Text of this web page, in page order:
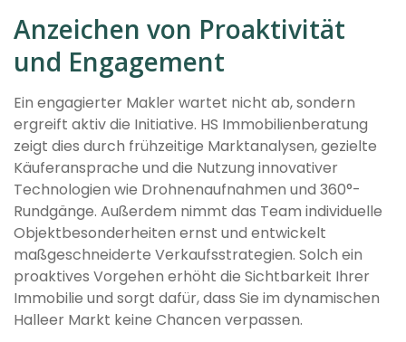
Anzeichen von Proaktivität
und Engagement
Ein engagierter Makler wartet nicht ab, sondern
ergreift aktiv die Initiative. HS Immobilienberatung
zeigt dies durch frühzeitige Marktanalysen, gezielte
Käuferansprache und die Nutzung innovativer
Technologien wie Drohnenaufnahmen und 360°-
Rundgänge. Außerdem nimmt das Team individuelle
Objektbesonderheiten ernst und entwickelt
maßgeschneiderte Verkaufsstrategien. Solch ein
proaktives Vorgehen erhöht die Sichtbarkeit Ihrer
Immobilie und sorgt dafür, dass Sie im dynamischen
Halleer Markt keine Chancen verpassen.